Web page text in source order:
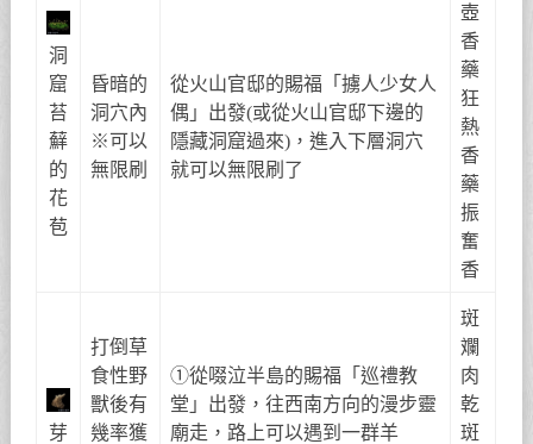
洞
窟
苔
蘚
的
花
苞
昏暗的
洞穴內
※可以
無限刷
從火山官邸的賜福「擄人少女人
偶」出發(或從火山官邸下邊的
隱藏洞窟過來)，進入下層洞穴
就可以無限刷了
壺
香
藥
狂
熱
香
藥
振
奮
香
芽
打倒草
食性野
獸後有
幾率獲
①從啜泣半島的賜福「巡禮教
堂」出發，往西南方向的漫步靈
廟走，路上可以遇到一群羊
斑
斕
肉
乾
斑